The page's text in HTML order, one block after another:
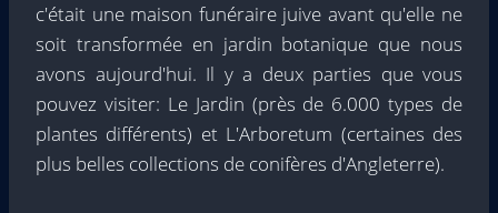
c'était une maison funéraire juive avant qu'elle ne
soit transformée en jardin botanique que nous
avons aujourd'hui. Il y a deux parties que vous
pouvez visiter: Le Jardin (près de 6.000 types de
plantes différents) et L'Arboretum (certaines des
plus belles collections de conifères d'Angleterre).